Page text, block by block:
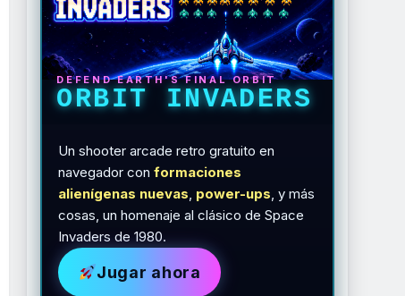
DEFEND EARTH'S FINAL ORBIT
ORBIT INVADERS
Un shooter arcade retro gratuito en
navegador conformaciones
alienígenas nuevas, power-ups, y más
cosas, un homenaje al clásico de Space
Invaders de 1980.
Jugar ahora